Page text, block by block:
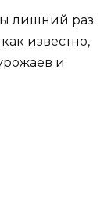
лишний раз
известно,
и